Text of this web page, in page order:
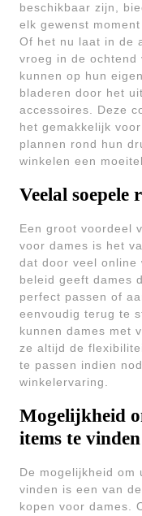
beschikbaar zijn,
elk gewenst
Of het nu laat in de
vroeg in de ochtend
kunnen op hun
bladeren door het
accessoires. Deze
het gemakkelijk
plannen rond hun
winkelen een
Veelal
Een groot voordeel
voor dames is het
dat door veel online
beleid geeft dames
perfect passen of
eenvoudig terug te
kunnen dames met
ze altijd de
te passen indien
winkelervaring.
Mogelijkheid
items te vinden
De mogelijkheid om
vinden is een van
kopen voor dames.